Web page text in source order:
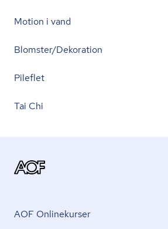
Motion i vand
Blomster/Dekoration
Pileflet
Tai Chi
AOF Onlinekurser